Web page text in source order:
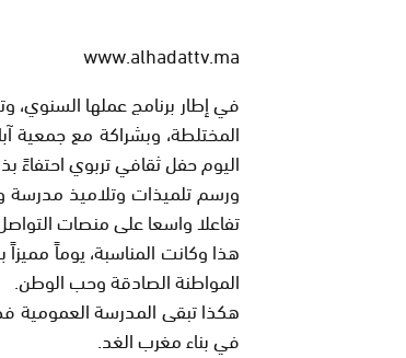
www.alhadattv.ma
في إطار برنامج عملها
المختلطة، وبشراكة مع جمعية
اليوم حفل ثقافي تربوي احتفاءً
ورسم تلميذات وتلاميذ مدرسة
تفاعلا واسعا على منصات
هذا وكانت المناسبة، يوماً
المواطنة الصادقة وحب الوطن.
هكذا تبقى المدرسة العمومية
في بناء مغرب الغد.